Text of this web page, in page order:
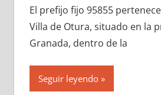
El prefijo fijo 95855
Villa dе Otura, situado en la
Granada, dentro dе la
Seguir leyendo